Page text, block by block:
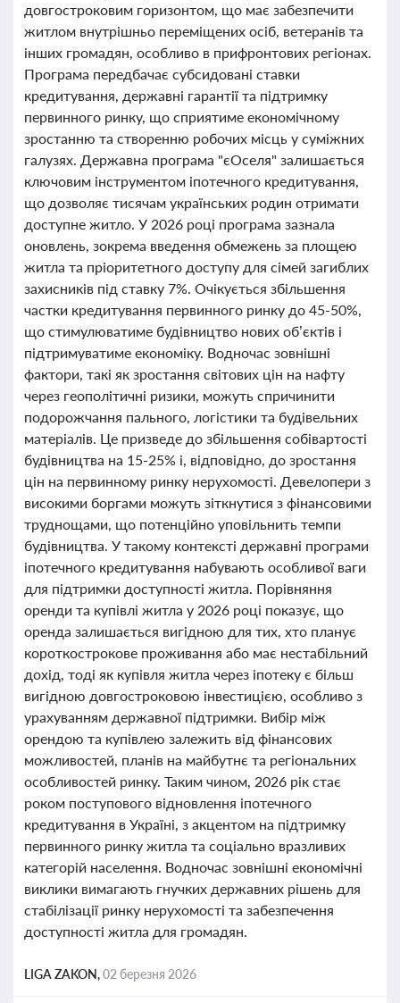
довгостроковим горизонтом, що має забезпечити
житлом внутрішньо переміщених осіб, ветеранів та
інших громадян, особливо в прифронтових регіонах.
Програма передбачає субсидовані ставки
кредитування, державні гарантії та підтримку
первинного ринку, що сприятиме економічному
зростанню та створенню робочих місць у суміжних
галузях. Державна програма "єОселя" залишається
ключовим інструментом іпотечного кредитування,
що дозволяє тисячам українських родин отримати
доступне житло. У 2026 році програма зазнала
оновлень, зокрема введення обмежень за площею
житла та пріоритетного доступу для сімей загиблих
захисників під ставку 7%. Очікується збільшення
частки кредитування первинного ринку до 45-50%,
що стимулюватиме будівництво нових об’єктів і
підтримуватиме економіку. Водночас зовнішні
фактори, такі як зростання світових цін на нафту
через геополітичні ризики, можуть спричинити
подорожчання пального, логістики та будівельних
матеріалів. Це призведе до збільшення собівартості
будівництва на 15-25% і, відповідно, до зростання
цін на первинному ринку нерухомості. Девелопери з
високими боргами можуть зіткнутися з фінансовими
труднощами, що потенційно уповільнить темпи
будівництва. У такому контексті державні програми
іпотечного кредитування набувають особливої ваги
для підтримки доступності житла. Порівняння
оренди та купівлі житла у 2026 році показує, що
оренда залишається вигідною для тих, хто планує
короткострокове проживання або має нестабільний
дохід, тоді як купівля житла через іпотеку є більш
вигідною довгостроковою інвестицією, особливо з
урахуванням державної підтримки. Вибір між
орендою та купівлею залежить від фінансових
можливостей, планів на майбутнє та регіональних
особливостей ринку. Таким чином, 2026 рік стає
роком поступового відновлення іпотечного
кредитування в Україні, з акцентом на підтримку
первинного ринку житла та соціально вразливих
категорій населення. Водночас зовнішні економічні
виклики вимагають гнучких державних рішень для
стабілізації ринку нерухомості та забезпечення
доступності житла для громадян.
LIGA ZAKON,02 березня 2026